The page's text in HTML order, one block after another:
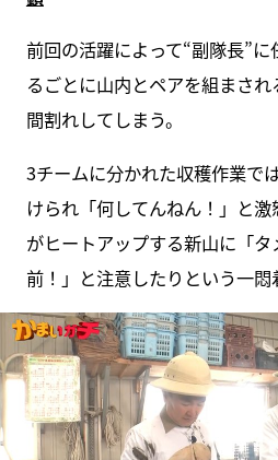
前回の活躍によって“副隊長”
るごとに山内とペアを組まさ
間割れしてしまう。
3チームに分かれた収穫作業で
けられ「何してんねん！」と
がヒートアップする新山に「
前！」と注意したりという一悶